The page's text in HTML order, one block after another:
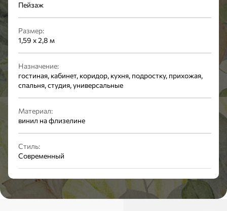
Пейзаж
Размер:
1,59 x 2,8 м
Назначение:
гостиная, кабинет, коридор, кухня, подростку, прихожая,
спальня, студия, универсальные
Материал:
винил на флизелине
Стиль:
Современный